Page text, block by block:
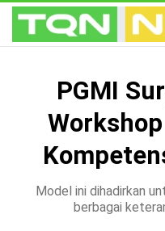
PGMI
Model ini dihadirkan
berbagai